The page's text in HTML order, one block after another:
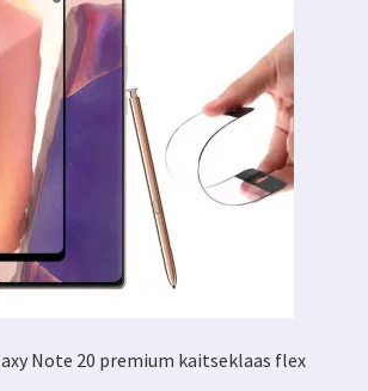
Note 20 premium kaitseklaas flex